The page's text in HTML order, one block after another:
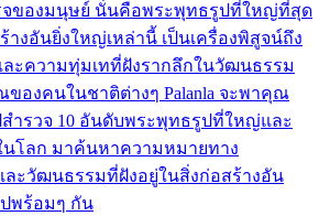
จของมนุษย์ นั่นคือพระพุทธรูปที่ใหญ่ที่สุด
างอันยิ่งใหญ่เหล่านี้ เป็นเครื่องพิสูจน์ถึง
ะความทุ่มเทที่ฝังรากลึกในวัฒนธรรม
องคนในชาติต่างๆ Palanla จะพาคุณ
สำรวจ 10 อันดับพระพุทธรูปที่ใหญ่และ
นโลก มาค้นหาความหมายทาง
ละวัฒนธรรมที่ฝังอยู่ในสิ่งก่อสร้างอัน
ปพร้อมๆ กัน